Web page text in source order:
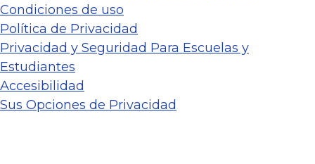
Condiciones de uso
Política de Privacidad
Privacidad y Seguridad Para Escuelas y
Estudiantes
Accesibilidad
Sus Opciones de Privacidad